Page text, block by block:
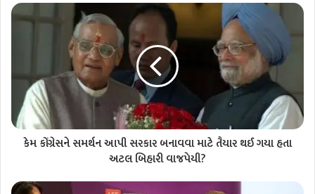
કેમ કોંગ્રેસને સમર્થન આપી સરકાર બનાવવા માટે તૈયાર થઈ ગયા હતા
અટલ બિહારી વાજપેયી?